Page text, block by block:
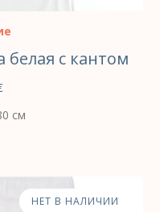
белая с кантом
cм
НЕТ В НАЛИЧИИ